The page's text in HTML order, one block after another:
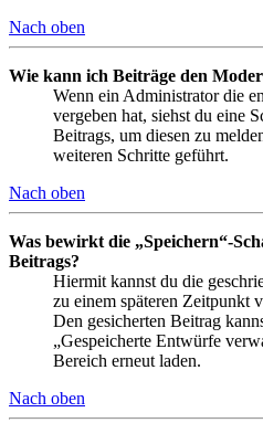
Nach oben
Wie kann ich Beiträge den
Wenn ein Administrator die
vergeben hat, siehst du eine
Beitrags, um diesen zu
weiteren Schritte geführt.
Nach oben
Was bewirkt die „Speichern“-
Beitrags?
Hiermit kannst du die
zu einem späteren Zeitpunkt
Den gesicherten Beitrag
„Gespeicherte Entwürfe
Bereich erneut laden.
Nach oben